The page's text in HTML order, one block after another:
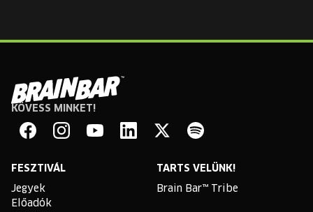
Brain
Bar
KÖVESS MINKET!
FESZTIVÁL
Jegyek
Előadók
TARTS VELÜNK!
Brain Bar™ Tribe